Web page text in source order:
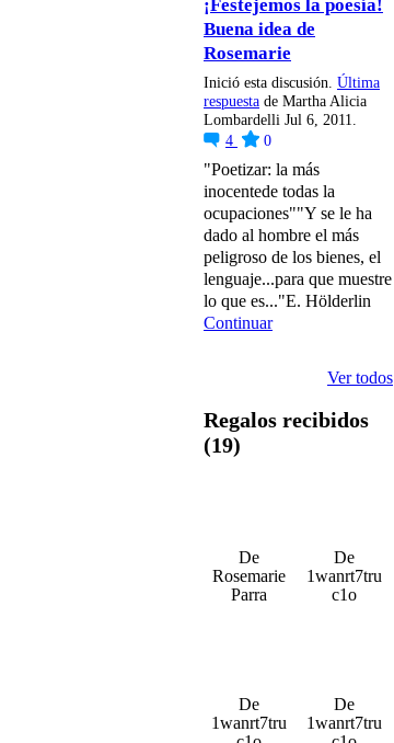
¡Festejemos la poesía!
Buena idea de
Rosemarie
Inició esta discusión. Última
respuesta de Martha Alicia
Lombardelli Jul 6, 2011.
4
0
"Poetizar: la más
inocentede todas la
ocupaciones""Y se le ha
dado al hombre el más
peligroso de los bienes, el
lenguaje...para que muestre
lo que es..."E. Hölderlin
Continuar
Ver todos
Regalos recibidos
(19)
De
Rosemarie
Parra
De
1wanrt7tru
c1o
De
1wanrt7tru
De
1wanrt7tru